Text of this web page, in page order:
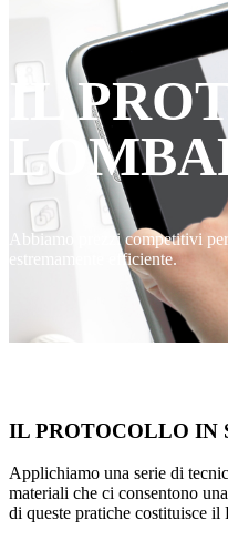
IL
Abbiamo prezzi competitivi
estremamente efficiente.
IL PROTOCOLLO IN
Applichiamo una serie di
materiali che ci consentono
di queste pratiche costituisce